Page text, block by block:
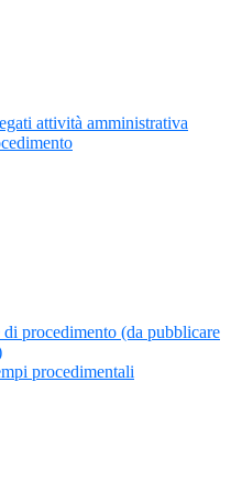
attività amministrativa
procedimento (da pubblicare
procedimentali